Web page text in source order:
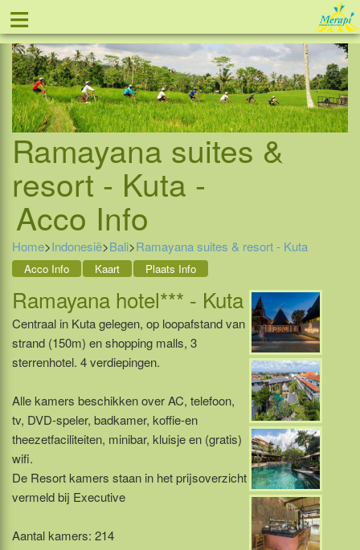
≡ Tel: 088 - 81 11 999
Ramayana suites &
resort - Kuta -
Acco Info
Home>Indonesië>Bali>Ramayana suites & resort - Kuta
Acco Info Kaart Plaats Info
Ramayana hotel*** - Kuta
Centraal in Kuta gelegen, op loopafstand van
strand (150m) en shopping malls, 3
sterrenhotel. 4 verdiepingen.
Alle kamers beschikken over AC, telefoon,
tv, DVD-speler, badkamer, koffie-en
theezetfaciliteiten, minibar, kluisje en (gratis)
wifi.
De Resort kamers staan in het prijsoverzicht
vermeld bij Executive
Aantal kamers: 214